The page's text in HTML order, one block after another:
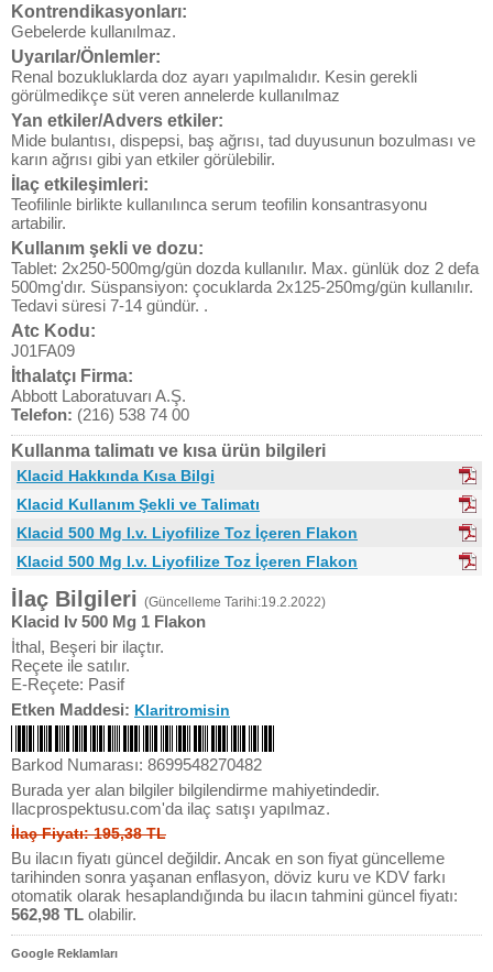
Kontrendikasyonları:
Gebelerde kullanılmaz.
Uyarılar/Önlemler:
Renal bozukluklarda doz ayarı yapılmalıdır. Kesin gerekli
görülmedikçe süt veren annelerde kullanılmaz
Yan etkiler/Advers etkiler:
Mide bulantısı, dispepsi, baş ağrısı, tad duyusunun bozulması ve
karın ağrısı gibi yan etkiler görülebilir.
İlaç etkileşimleri:
Teofilinle birlikte kullanılınca serum teofilin konsantrasyonu
artabilir.
Kullanım şekli ve dozu:
Tablet: 2x250-500mg/gün dozda kullanılır. Max. günlük doz 2 defa
500mg'dır. Süspansiyon: çocuklarda 2x125-250mg/gün kullanılır.
Tedavi süresi 7-14 gündür. .
Atc Kodu:
J01FA09
İthalatçı Firma:
Abbott Laboratuvarı A.Ş.
Telefon: (216) 538 74 00
Kullanma talimatı ve kısa ürün bilgileri
Klacid Hakkında Kısa Bilgi
Klacid Kullanım Şekli ve Talimatı
Klacid 500 Mg I.v. Liyofilize Toz İçeren Flakon
Klacid 500 Mg I.v. Liyofilize Toz İçeren Flakon
İlaç Bilgileri (Güncelleme Tarihi:19.2.2022)
Klacid Iv 500 Mg 1 Flakon
İthal, Beşeri bir ilaçtır.
Reçete ile satılır.
E-Reçete: Pasif
Etken Maddesi: Klaritromisin
Barkod Numarası: 8699548270482
Burada yer alan bilgiler bilgilendirme mahiyetindedir.
Ilacprospektusu.com'da ilaç satışı yapılmaz.
İlaç Fiyatı: 195,38 TL
Bu ilacın fiyatı güncel değildir. Ancak en son fiyat güncelleme
tarihinden sonra yaşanan enflasyon, döviz kuru ve KDV farkı
otomatik olarak hesaplandığında bu ilacın tahmini güncel fiyatı:
562,98 TL olabilir.
Google Reklamları